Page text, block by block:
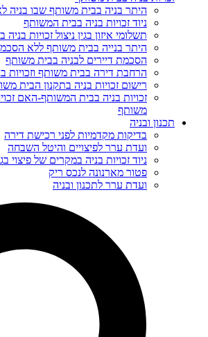
היתר בניה בבית משותף שבו בניה
ניוד זכויות בניה בבית המשותף
תשלומי איזון בגין ניצול זכויות
היתר בנייה בבית משותף ללא
הסכמת דיירים לבניה בבית משותף
הרחבת דירה בבית משותף וזכויות
רישום זכויות בניה בתקנון הבית
זכויות בניה בבית המשותף-האם
משותף
תכנון ובניה
בדיקות מקדמיות לפני רכישת דירה
ועדת ערר לפיצויים והיטל השבחה
ניוד זכויות בניה במקרים של פיצוי
פטור מארנונה לנכס ריק
ועדת ערר לתכנון ובניה